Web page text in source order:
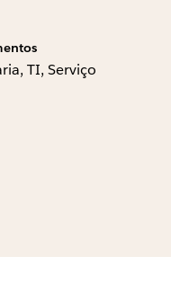
TI, Serviço